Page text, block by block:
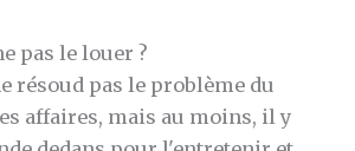
pas le louer ?
résoud pas le problème du
affaires, mais au moins, il y